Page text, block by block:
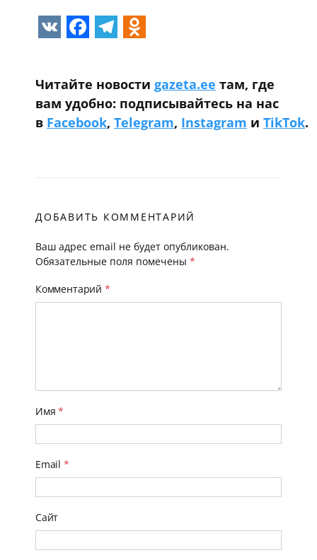
VK Facebook
Telegram
Читайте новости gazeta.ee там, где
вам удобно: подписывайтесь на нас
в Facebook, Telegram, Instagram и TikTok.
ДОБАВИТЬ КОММЕНТАРИЙ
Ваш адрес email не будет опубликован.
Обязательные поля помечены *
Комментарий *
Имя*
Email *
Сайт